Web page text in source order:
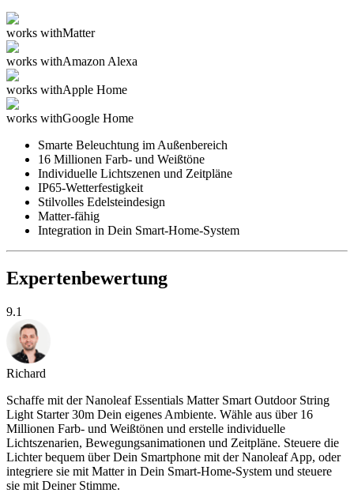
works withMatter
works withAmazon Alexa
works withApple Home
works withGoogle Home
Smarte Beleuchtung im Außenbereich
16 Millionen Farb- und Weißtöne
Individuelle Lichtszenen und Zeitpläne
IP65-Wetterfestigkeit
Stilvolles Edelsteindesign
Matter-fähig
Integration in Dein Smart-Home-System
Expertenbewertung
9.1
Richard
Schaffe mit der Nanoleaf Essentials Matter Smart Outdoor String
Light Starter 30m Dein eigenes Ambiente. Wähle aus über 16
Millionen Farb- und Weißtönen und erstelle individuelle
Lichtszenarien, Bewegungsanimationen und Zeitpläne. Steuere die
Lichter bequem über Dein Smartphone mit der Nanoleaf App, oder
integriere sie mit Matter in Dein Smart-Home-System und steuere
sie mit Deiner Stimme.